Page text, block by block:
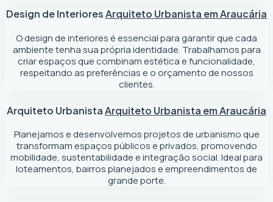
Design de InterioresArquiteto Urbanista em Araucária
O design de interiores é essencial para garantir que cada
ambiente tenha sua própria identidade. Trabalhamos para
criar espaços que combinam estética e funcionalidade,
respeitando as preferências e o orçamento de nossos
clientes.
Arquiteto UrbanistaArquiteto Urbanista em Araucária
Planejamos e desenvolvemos projetos de urbanismo que
transformam espaços públicos e privados, promovendo
mobilidade, sustentabilidade e integração social. Ideal para
loteamentos, bairros planejados e empreendimentos de
grande porte.